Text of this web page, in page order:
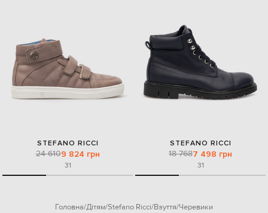
STEFANO RICCI
24 6109 824 грн
31
STEFANO RICCI
18 7687 498 грн
31
Головна Дітям Stefano Ricci Взуття Черевики